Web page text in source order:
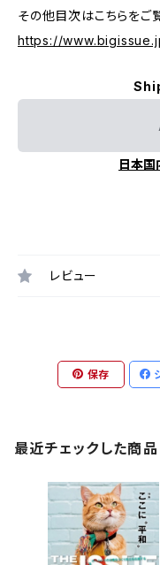
その他目次はこちらをご
https://
日本国
レビュー
保存
最近チェックした商品